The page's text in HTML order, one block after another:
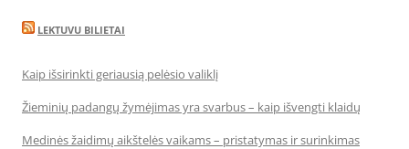
LEKTUVU BILIETAI
Kaip išsirinkti geriausią pelėsio valiklį
Žieminių padangų žymėjimas yra svarbus – kaip išvengti klaidų
Medinės žaidimų aikštelės vaikams – pristatymas ir surinkimas